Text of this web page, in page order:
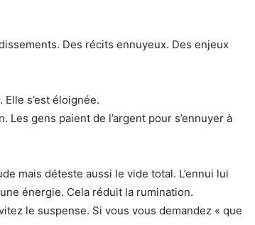
Des récits ennuyeux. Des enjeux
Elle s’est éloignée.
gens paient de l’argent pour s’ennuyer à
mais déteste aussi le vide total. L’ennui lui
énergie. Cela réduit la rumination.
le suspense. Si vous vous demandez « que